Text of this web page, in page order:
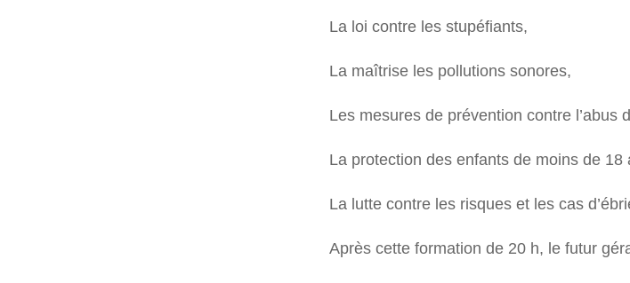
La loi contre les stupéfiants,
La maîtrise les pollutions sonores,
Les mesures de prévention contre l’abus
La protection des enfants de moins de
La lutte contre les risques et les cas
Après cette formation de 20 h, le futur